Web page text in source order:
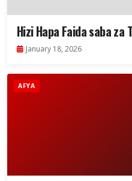
Hizi Hapa Faida saba za
January 18, 2026
AFYA